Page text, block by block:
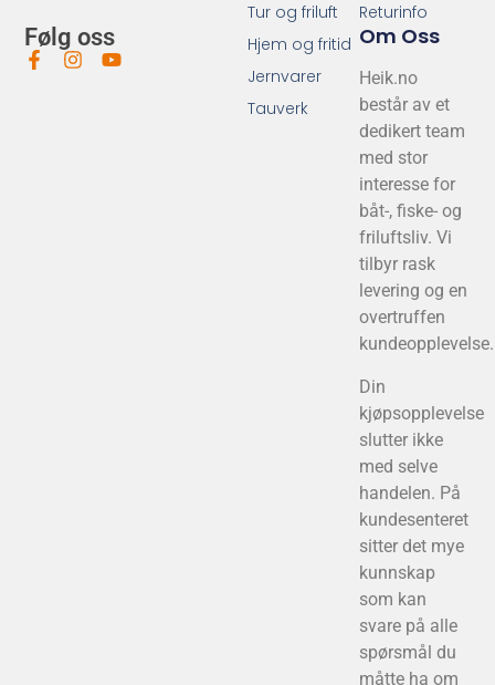
Følg oss
Returinfo
Om Oss
Heik.no
består av et
dedikert team
med stor
interesse for
båt-, fiske- og
friluftsliv. Vi
tilbyr rask
levering og en
overtruffen
kundeopplevelse.
Din
kjøpsopplevelse
slutter ikke
med selve
handelen. På
kundesenteret
sitter det mye
kunnskap
som kan
svare på alle
spørsmål du
måtte ha om
Tur og friluft
Hjem og fritid
Jernvarer
Tauverk